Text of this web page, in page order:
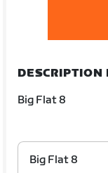
DESCRIPTION
Big Flat 8
Big Flat 8